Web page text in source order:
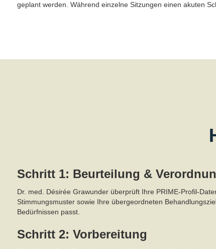
geplant werden. Während einzelne Sitzungen einen akuten
Schritt 1: Beurteilung &
Dr. med. Désirée Grawunder überprüft Ihre PRIME-Profil-
Stimmungsmuster sowie Ihre übergeordneten
Bedürfnissen passt.
Schritt 2: Vorbereitung